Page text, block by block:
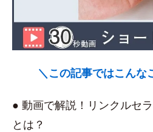
＼この記事ではこんな
● 動画で解説！リンクルセ
とは？